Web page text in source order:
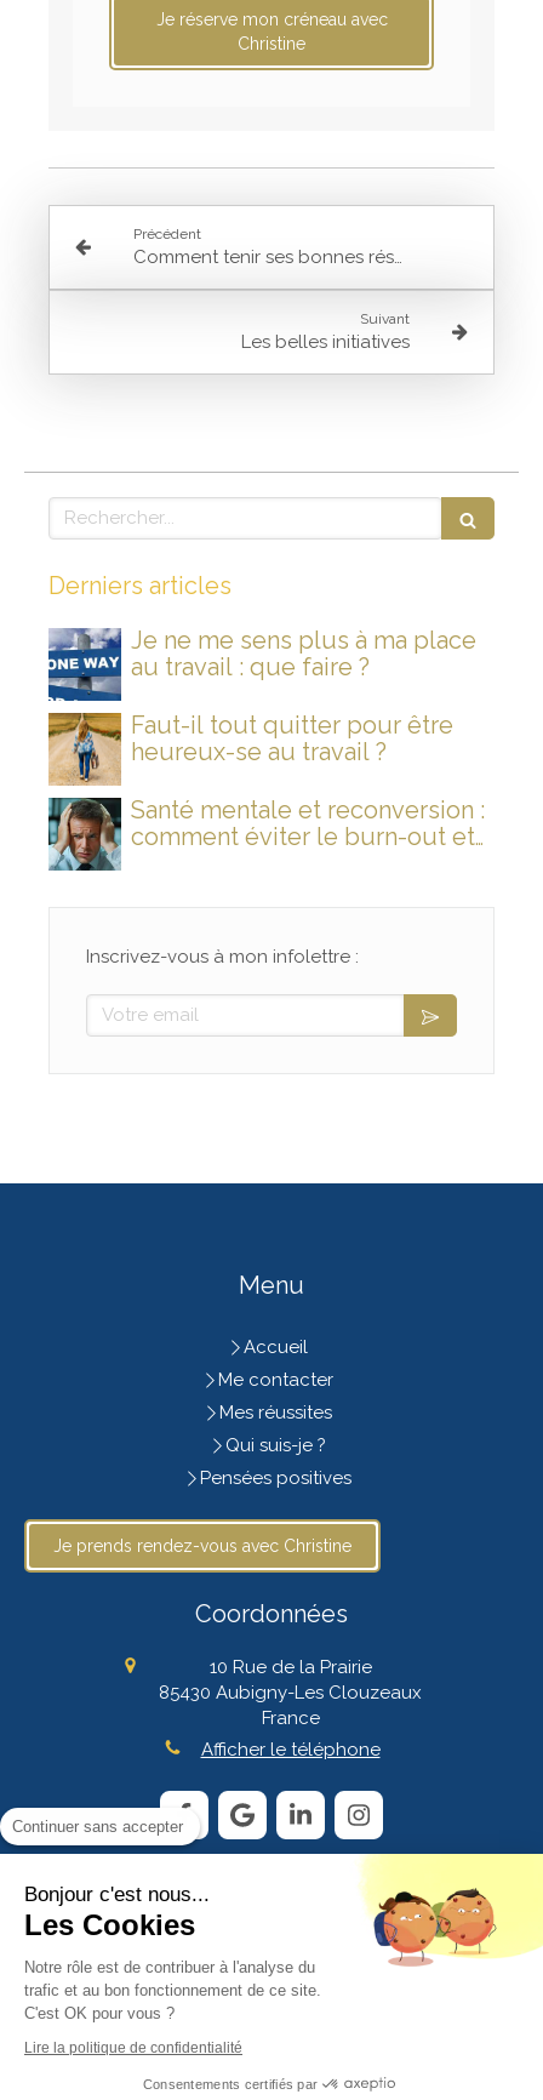
Je réserve mon créneau avec
Christine
Précédent
Comment tenir ses bonnes résolutions ?
Suivant
Les belles initiatives
Rechercher
Derniers articles
Je ne me sens plus à ma place
au travail : que faire ?
Faut-il tout quitter pour être
heureux-se au travail ?
Santé mentale et reconversion :
comment éviter le burn-out et
Inscrivez-vous à mon infolettre :
Votre email
Menu
Accueil
Me contacter
Mes réussites
Qui suis-je ?
Pensées positives
Je prends rendez-vous avec Christine
Coordonnées
10 Rue de la Prairie
85430 Aubigny-Les Clouzeaux
France
Afficher le téléphone
Plan du site
CGV
© 2026 by Christine Maréchal Coaching - MC²
Continuer sans accepter
Bonjour c'est nous...
Les Cookies
Notre rôle est de contribuer à l'analyse du
trafic et au bon fonctionnement de ce site.
C'est OK pour vous ?
Lire la politique de confidentialité
Consentements certifiés par